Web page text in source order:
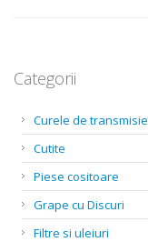
Categorii
Curele de transmisie
Cutite
Piese cositoare
Grape cu Discuri
Filtre si uleiuri